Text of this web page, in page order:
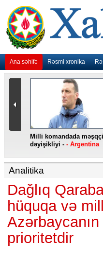
Ana səhifə Rəsmi xronika
Məsciddə partlayış --
Əfqanıstan
Analitika
Dağlıq
hüquqa və
prioritetdir